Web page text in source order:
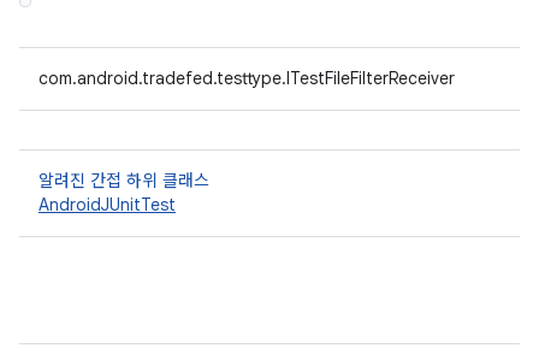
com.android.tradefed.testtype.ITestFileFilterReceiver
알려진 간접 하위 클래스
AndroidJUnitTest